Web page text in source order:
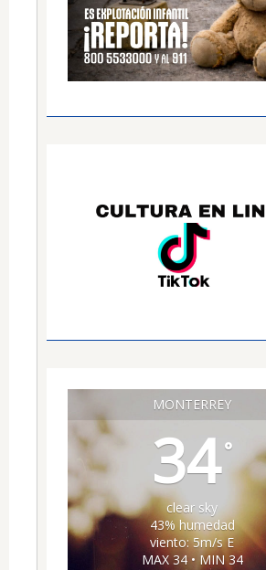
MONTERREY
34°
clear sky
43% humedad
viento: 5m/s E
MAX 34 • MIN 34